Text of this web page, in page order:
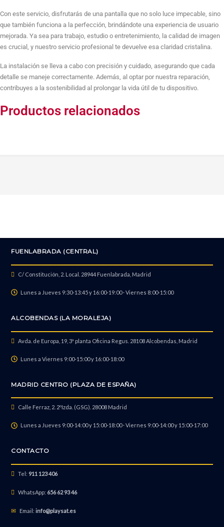
Con este servicio, disfrutarás de una pantalla que no solo luce impecable, sino
que también funciona a la perfección, brindándote una experiencia de usuario
mejorada. Ya sea para trabajo, estudio o entretenimiento, la calidad de imagen
es crucial, y nuestro servicio profesional te devuelve esa claridad cristalina.
La instalación se lleva a cabo con precisión y cuidado, asegurando que cada
detalle se maneje correctamente. Además, al optar por nuestra reparación,
contribuyes a la sostenibilidad al prolongar la vida útil de tu dispositivo.
Productos relacionados
FUENLABRADA (CENTRAL)
C/ Constitución, 2. Local. 28944 Fuenlabrada, Madrid
Lunes a Jueves 9:30-13:45 y 16:00-19:00 · Viernes 8:00-15:00
ALCOBENDAS (LA MORALEJA)
Avda. de Europa, 19, 3ª planta Oficina Regus. 28108 Alcobendas, Madrid
Lunes a Viernes 9:00-15:00 y 16:00-18:00
MADRID CENTRO (PLAZA DE ESPAÑA)
Calle Ferraz, 2. 2ºIzda. (GSG). 28008 Madrid
Lunes a Jueves 9:00-14:00 y 15:00-18:00 · Viernes 9:00-14:00 y 15:00-17:00
CONTACTO
Tel: 911 123 406
WhatsApp: 656 62 93 46
Email:info@playsat.es